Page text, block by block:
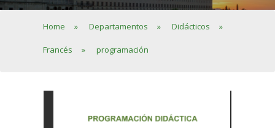
Home » Departamentos » Didácticos »
Francés » programación